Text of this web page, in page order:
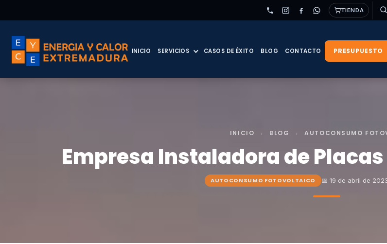
TIENDA
INICIO SERVICIOS CASOS DE ÉXITO BLOG CONTACTO PRESUPUESTO
INICIO › BLOG › AUTOCONSUMO
Empresa Instaladora de
AUTOCONSUMO FOTOVOLTAICO 📅 19 de abril de